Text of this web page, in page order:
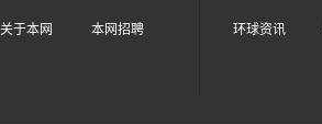
关于本网 本网招聘 环球资讯